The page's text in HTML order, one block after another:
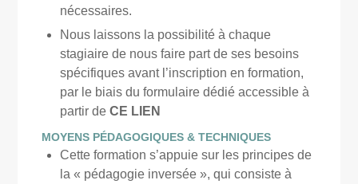
nécessaires.
Nous laissons la possibilité à chaque
stagiaire de nous faire part de ses besoins
spécifiques avant l’inscription en formation,
par le biais du formulaire dédié accessible à
partir deCE LIEN
MOYENS PÉDAGOGIQUES & TECHNIQUES
Cette formation s’appuie sur les principes de
la « pédagogie inversée », qui consiste à